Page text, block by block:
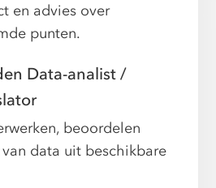
en advies over
punten.
Data-analist /
beoordelen
data uit beschikbare